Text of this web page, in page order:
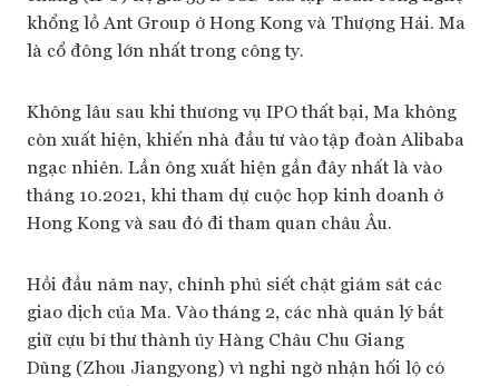
khổng lồ Ant Group ở Hong Kong và Thượng Hải. Ma
là cổ đông lớn nhất trong công ty.
Không lâu sau khi thương vụ IPO thất bại, Ma không
còn xuất hiện, khiến nhà đầu tư vào tập đoàn Alibaba
ngạc nhiên. Lần ông xuất hiện gần đây nhất là vào
tháng 10.2021, khi tham dự cuộc họp kinh doanh ở
Hong Kong và sau đó đi tham quan châu Âu.
Hồi đầu năm nay, chính phủ siết chặt giám sát các
giao dịch của Ma. Vào tháng 2, các nhà quản lý bắt
giữ cựu bí thư thành ủy Hàng Châu Chu Giang
Dũng (Zhou Jiangyong) vì nghi ngờ nhận hối lộ có